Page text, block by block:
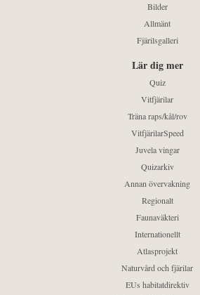
Bilder
Allmänt
Fjärilsgalleri
Lär dig mer
Quiz
Vitfjärilar
Träna raps/kål/rov
VitfjärilarSpeed
Juvela vingar
Quizarkiv
Annan övervakning
Regionalt
Faunaväkteri
Internationellt
Atlasprojekt
Naturvård och fjärilar
EUs habitatdirektiv